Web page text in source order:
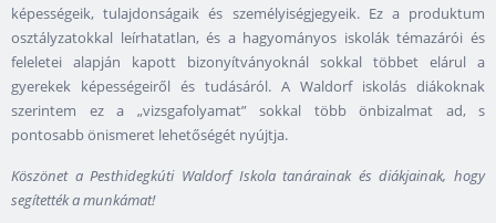
képességeik, tulajdonságaik és személyiségjegyeik. Ez a produktum
osztályzatokkal leírhatatlan, és a hagyományos iskolák témazárói és
feleletei alapján kapott bizonyítványoknál sokkal többet elárul a
gyerekek képességeiről és tudásáról. A Waldorf iskolás diákoknak
szerintem ez a „vizsgafolyamat” sokkal több önbizalmat ad, s
pontosabb önismeret lehetőségét nyújtja.
Köszönet a Pesthidegkúti Waldorf Iskola tanárainak és diákjainak, hogy
segítették a munkámat!